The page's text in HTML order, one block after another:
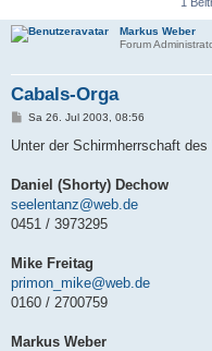
Markus Weber
Forum
Cabals-Orga
B
i
a
Sa 26. Jul 2003, 08:56
Unter der Schirmherrschaft des
Daniel (Shorty) Dechow
seelentanz@web.de
0451 / 3973295
Mike Freitag
primon_mike@web.de
0160 / 2700759
Markus Weber